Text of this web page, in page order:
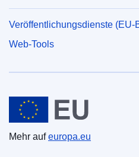
Veröffentlichungsdienste (EU-
Web-Tools
Europäische Union
Mehr aufeuropa.eu